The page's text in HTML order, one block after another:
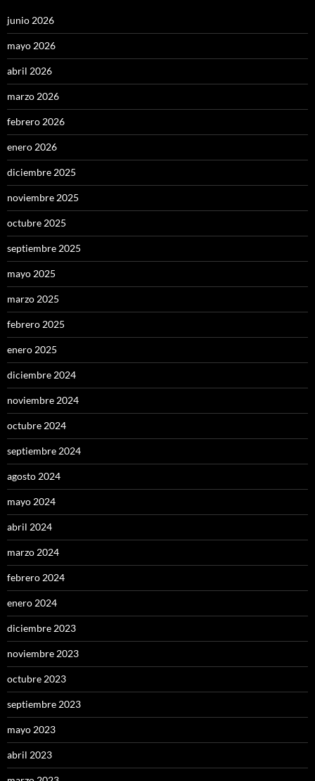
junio 2026
mayo 2026
abril 2026
marzo 2026
febrero 2026
enero 2026
diciembre 2025
noviembre 2025
octubre 2025
septiembre 2025
mayo 2025
marzo 2025
febrero 2025
enero 2025
diciembre 2024
noviembre 2024
octubre 2024
septiembre 2024
agosto 2024
mayo 2024
abril 2024
marzo 2024
febrero 2024
enero 2024
diciembre 2023
noviembre 2023
octubre 2023
septiembre 2023
mayo 2023
abril 2023